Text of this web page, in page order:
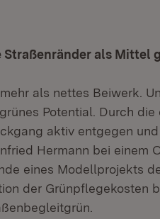
als Mittel
als nettes Beiwerk.
Potential. Durch
aktiv entgegen
Hermann bei einem
eines Modellprojekts
der Grünpflegekosten